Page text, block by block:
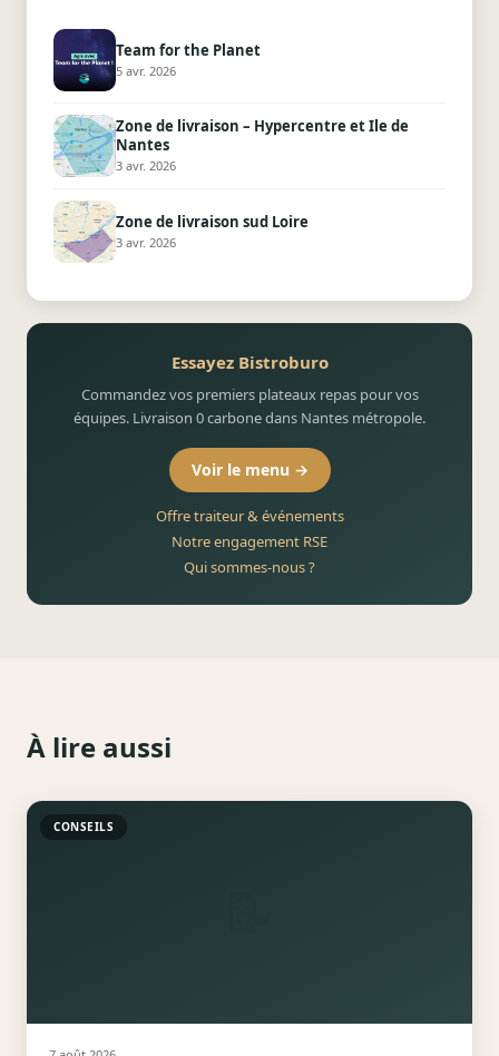
Team for the Planet
5 avr. 2026
Zone de livraison – Hypercentre et Ile de
Nantes
3 avr. 2026
Zone de livraison sud Loire
3 avr. 2026
Essayez Bistroburo
Commandez vos premiers plateaux repas pour vos
équipes. Livraison 0 carbone dans Nantes métropole.
Voir le menu →
Offre traiteur & événements
Notre engagement RSE
Qui sommes-nous ?
À lire aussi
CONSEILS